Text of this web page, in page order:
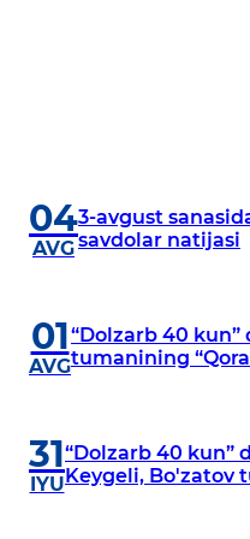
04
AVG
3-avgust
savdolar natijasi
01
AVG
“Dolzarb 40
tumanining
31
IYU
“Dolzarb 40 kun”
Keygeli, Bo'zatov